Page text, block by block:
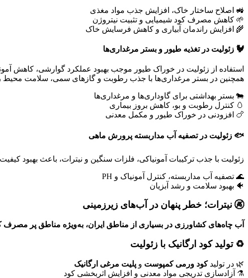
🚜 اصلاح ساختار خاک، افزایش جذب مواد مغذی
🌱 کاهش مصرف کود شیمیایی و تثبیت نیتروژن
🌾 افزایش راندمان آبیاری و کاهش فرسایش خاک
🐓 زئولیت در تغذیه طیور و بستر مرغداری‌ها
استفاده از زئولیت در خوراک طیور موجب بهبود عملکرد گوارشی، کاهش
همچنین در بستر مرغداری‌ها با جذب رطوبت و گازهای سمی، سلامت محیط
🐄 بستر بهداشتی برای گاوداری‌ها و مرغداری‌ها
🥚 کنترل رطوبت و بو، کاهش بروز بیماری
🍗 افزودنی در خوراک طیور و مکمل معدنی
🐟 زئولیت در تصفیه آب مداربسته پرورش ماهی
زئولیت با جذب ترکیبات آمونیاکی، فلزات سنگین و نیترات، باعث بهبود
🌊 تصفیه آب مداربسته، کنترل آمونیاک و PH
🐠 بهبود سلامت و رشد آبزیان
🚱 نیترات؛ خطر پنهان در آب‌های زیرزمینی
آب چاه‌های کشاورزی در بسیاری از مناطق ایران، به‌ویژه مناطق پر مصرف
♻️ تولید کود ارگانیک با زئولیت
🌿 در تولیدکود ورمی‌ کمپوست و پلیت مرغی ارگانیک
⚗️ آزادسازی تدریجی مواد معدنی و افزایش اثربخشی کود